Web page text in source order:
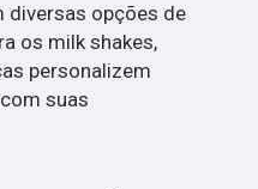
opções de
os milk shakes,
personalizem
suas